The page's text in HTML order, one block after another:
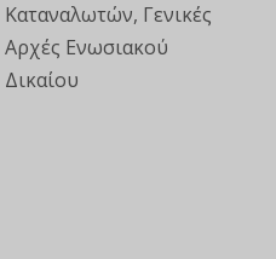
Καταναλωτών, Γενικές
Αρχές Ενωσιακού
Δικαίου